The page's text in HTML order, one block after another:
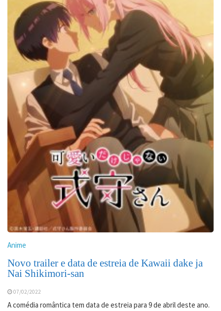
Anime
Novo trailer e data de estreia de Kawaii dake ja
Nai Shikimori-san
07/02/2022
A comédia romântica tem data de estreia para 9 de abril deste ano.